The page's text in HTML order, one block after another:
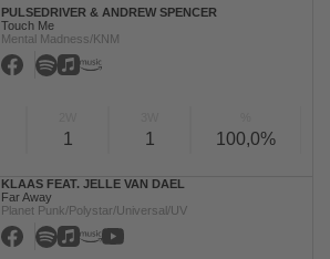
PULSEDRIVER & ANDREW SPENCER
Touch Me
Mental Madness/KNM
1 1 100,0%
KLAAS FEAT. JELLE VAN DAEL
Far Away
Planet Punk/Polystar/Universal/UV